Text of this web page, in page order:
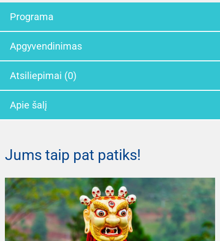
Programa
Apgyvendinimas
Atsiliepimai (0)
Apie šalį
Jums taip pat patiks!